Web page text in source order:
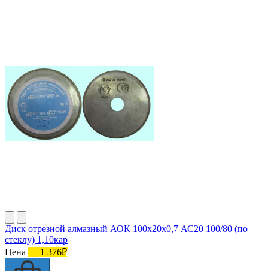
Диск отрезной алмазный АОК 100х20х0,7 АС20 100/80 (по
стеклу) 1,10кар
Цена
1 376₽